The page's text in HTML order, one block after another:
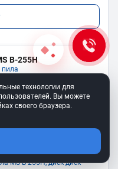
B-255H
пила
B-255H COMBO
MS B-255H, диск диск
технологии для
Вы можете
своего браузера.